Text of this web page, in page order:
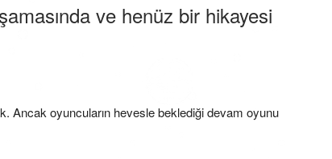
ve henüz bir hikayesi
Ancak oyuncuların hevesle beklediği devam oyunu